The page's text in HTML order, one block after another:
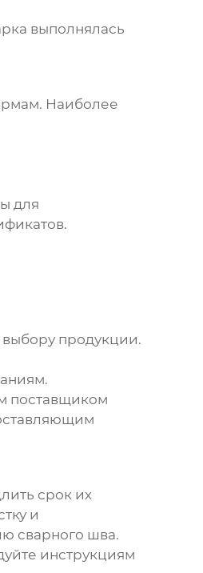
выполнялась
Наиболее
для
продукции.
поставщиком
срок их
и
сварного шва.
инструкциям